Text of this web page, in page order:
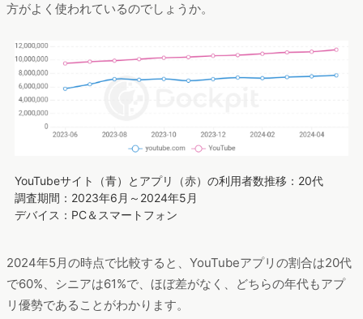
方がよく使われているのでしょうか。
YouTubeサイト（青）とアプリ（赤）の利用者数推移：20代
調査期間：2023年6月～2024年5月
デバイス：PC＆スマートフォン
2024年5月の時点で比較すると、YouTubeアプリの割合は20代
で60%、シニアは61%で、ほぼ差がなく、どちらの年代もアプ
リ優勢であることがわかります。